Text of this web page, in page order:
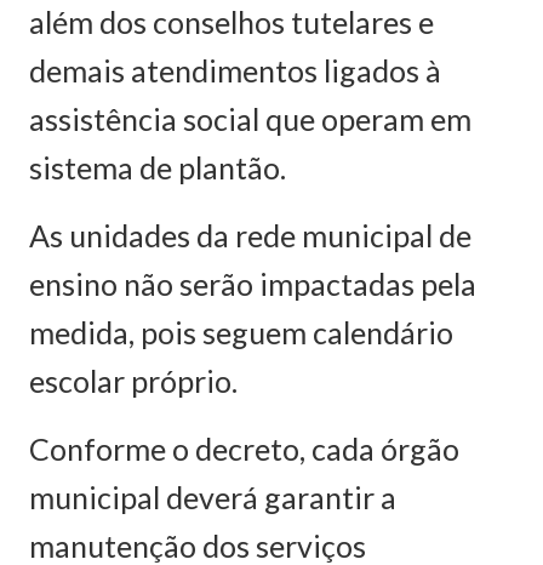
além dos conselhos tutelares e
demais atendimentos ligados à
assistência social que operam em
sistema de plantão.
As unidades da rede municipal de
ensino não serão impactadas pela
medida, pois seguem calendário
escolar próprio.
Conforme o decreto, cada órgão
municipal deverá garantir a
manutenção dos serviços